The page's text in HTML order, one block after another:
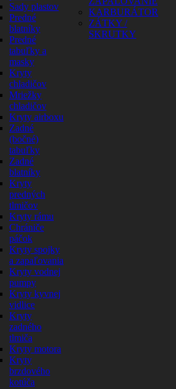
Sady plastov
Predné
blatníky
Predné
tabuľky a
masky
Kryty
chladičov
Mriežky
chladičov
Kryty airboxu
Zadné
(bočné)
tabuľky
Zadné
blatníky
Kryty
predných
tlmičov
Kryty rámu
Chrániče
páčok
Kryty spojky
a zapaľovania
Kryty vodnej
pumpy
Kryty kyvnej
vidlice
Kryty
zadného
tlmiča
Kryty motora
Kryty
brzdového
kotúča
KARBURÁTOR
ZÁTKY /
SKRUTKY